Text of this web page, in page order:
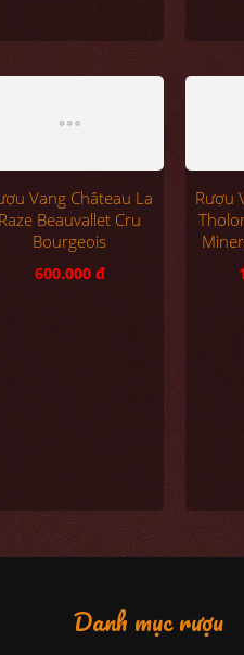
Danh mục rượu